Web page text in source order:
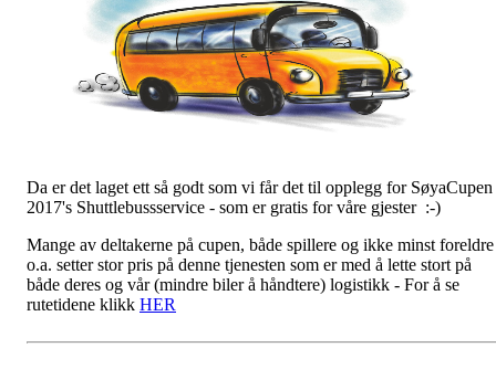
Da er det laget ett så godt som vi får det til opplegg for SøyaCupen
2017's Shuttlebussservice - som er gratis for våre gjester :-)
Mange av deltakerne på cupen, både spillere og ikke minst foreldre
o.a. setter stor pris på denne tjenesten som er med å lette stort på
både deres og vår (mindre biler å håndtere) logistikk - For å se
rutetidene klikk HER